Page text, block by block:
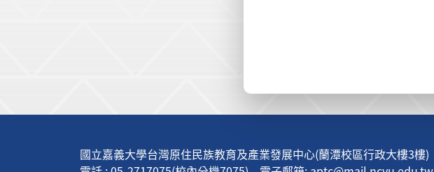
國立嘉義大學台灣原住民族教育及產業發展中心(蘭潭校區行政大樓3樓)